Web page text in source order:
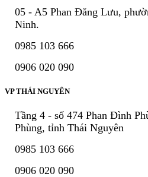
05 - A5 Phan Đăng Lưu,
Ninh.
0985 103 666
0906 020 090
VP THÁI NGUYÊN
Tầng 4 - số 474 Phan Đình
Phùng, tỉnh Thái Nguyên
0985 103 666
0906 020 090